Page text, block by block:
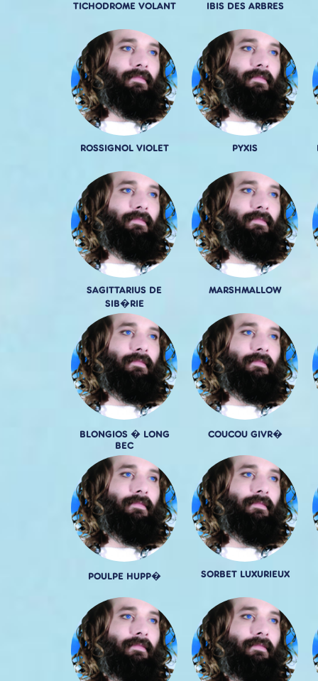
TICHODROME VOLANT IBIS DES ARBRES
ROSSIGNOL VIOLET PYXIS
SAGITTARIUS DE
SIB�RIE
MARSHMALLOW
BLONGIOS � LONG
BEC
COUCOU GIVR�
POULPE HUPP� SORBET LUXURIEUX